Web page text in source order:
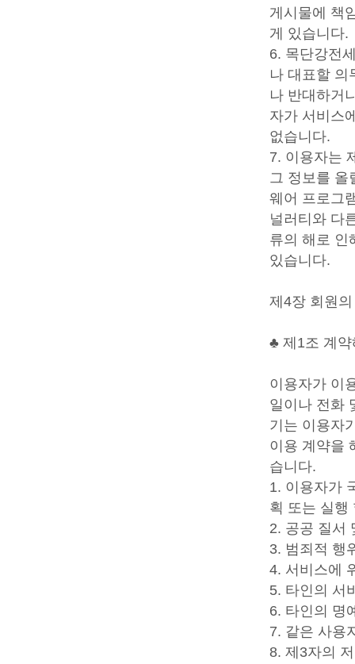
게시물에 책
게 있습니다.
6. 목단강전
나 대표할 의
나 반대하거
자가 서비스
없습니다.
7. 이용자는
그 정보를 올
웨어 프로그
널러티와 다
류의 해로 인
있습니다.
제4장 회원
♣ 제1조 계
이용자가 이
일이나 전화
기는 이용자
이용 계약을
습니다.
1. 이용자가
획 또는 실행
2. 공공 질서
3. 범죄적 행
4. 서비스에
5. 타인의 서
6. 타인의 명
7. 같은 사용
8. 제3자의